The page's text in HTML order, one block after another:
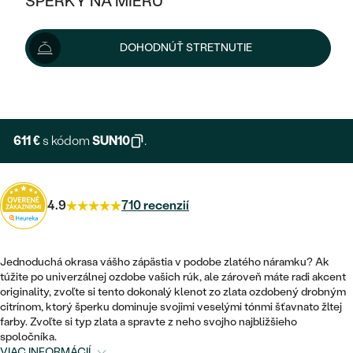
KOMBINOVANÉ ZLATO
PODĽA ŠTÝLU
BEZ KAMEŇA
VYKROJENÉ
NETRADIČNÉ
TEPANÉ
POSTRANNÉ DRAHOKAMY
HALO
VINTAGE
OBRÚČOK
NETRADIČNÉ
ZOSTAVTE SI PRSTEŇ
ZAČAŤ S PRSTEŇOM
VÝPREDAJ
ŠPERKY ČO POMÁHAJÚ
PODĽA TYPU
PRSTENE
PRÍVESKY
NÁRAMKY
SETY
PÁNSKE ŠPERKY
PLATINOVÉ
NAPICHOVACIE
MINIMALISTICKÉ
SOLITÉR
V TVARE SRDCA
ZLATÉ
STRIEBORNÉ
SOLITÉR
NARODENIE DIEŤAŤA
PERSONALIZOVANÉ
SO ZNAMENÍM ZVEROKRUHU
MINIMALISTICKÉ
VÝPREDAJ
ZLATÉ
PLATINOVÉ
ETERNITY
MINIMALISTICKÉ
DOHODNÚŤ STRETNUTIE
679 €
Šperk vám doručíme do 3 - 4 týždňov. Možnosti doručenia
611 €s kódom SUN10 .
4.9 710 recenzií
Jednoduchá okrasa vášho zápästia v podobe zlatého náramku? Ak
túžite po univerzálnej ozdobe vašich rúk, ale zároveň máte radi akcent
originality, zvoľte si tento dokonalý klenot zo zlata ozdobený drobným
citrínom, ktorý šperku dominuje svojimi veselými tónmi šťavnato žltej
farby. Zvoľte si typ zlata a spravte z neho svojho najbližšieho
spoločníka.